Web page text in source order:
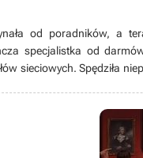
od poradników, a
specjalistka od
sieciowych. Spędziła